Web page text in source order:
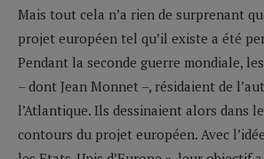
Mais tout cela n’a rien de surprenant
projet européen tel qu’il existe a été
Pendant la seconde guerre mondiale,
– dont Jean Monnet –, résidaient de
l’Atlantique. Ils dessinaient alors dans
contours du projet européen. Avec